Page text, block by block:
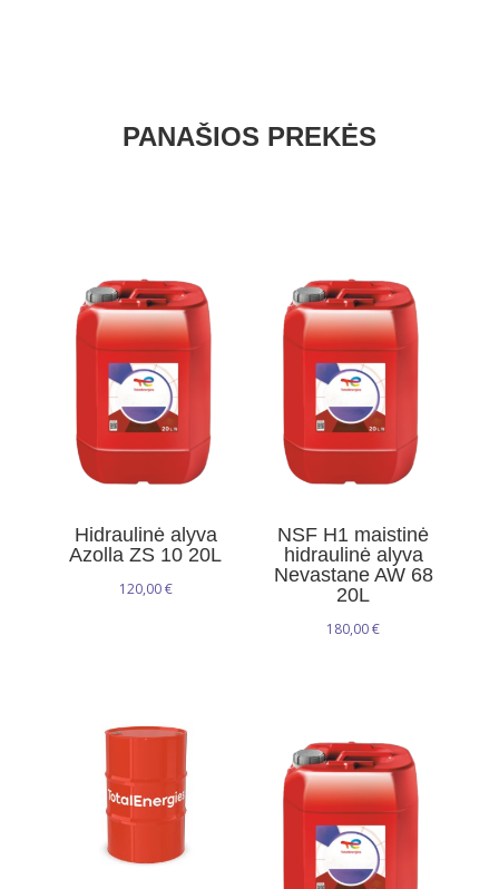
PANAŠIOS PREKĖS
Hidraulinė alyva
Azolla ZS 10 20L
120,00€
NSF H1 maistinė
hidraulinė alyva
Nevastane AW 68
20L
180,00€